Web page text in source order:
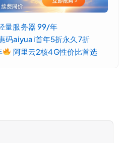
量服务器 99/年
码aiyuai首年5折永久7折
阿里云2核4G性价比首选